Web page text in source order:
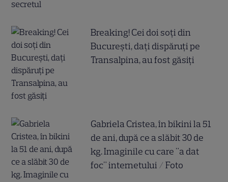
Breaking! Cei doi soți din
București, dați dispăruți pe
Transalpina, au fost găsiți
Gabriela Cristea, în bikini la 51
de ani, după ce a slăbit 30 de
kg. Imaginile cu care "a dat
foc" internetului / Foto